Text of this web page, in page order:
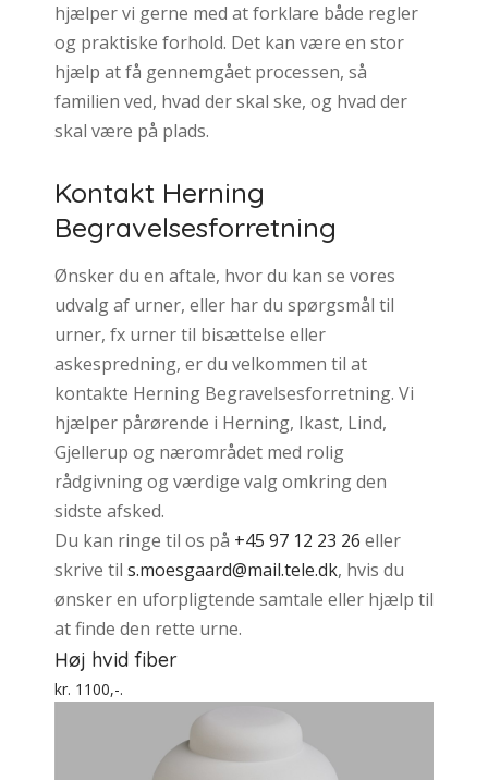
hjælper vi gerne med at forklare både regler
og praktiske forhold. Det kan være en stor
hjælp at få gennemgået processen, så
familien ved, hvad der skal ske, og hvad der
skal være på plads.
Kontakt Herning
Begravelsesforretning
Ønsker du en aftale, hvor du kan se vores
udvalg af urner, eller har du spørgsmål til
urner, fx urner til bisættelse eller
askespredning, er du velkommen til at
kontakte Herning Begravelsesforretning. Vi
hjælper pårørende i Herning, Ikast, Lind,
Gjellerup og nærområdet med rolig
rådgivning og værdige valg omkring den
sidste afsked.
Du kan ringe til os på +45 97 12 23 26 eller
skrive til s.moesgaard@mail.tele.dk, hvis du
ønsker en uforpligtende samtale eller hjælp til
at finde den rette urne.
Høj hvid fiber
kr. 1100,-.